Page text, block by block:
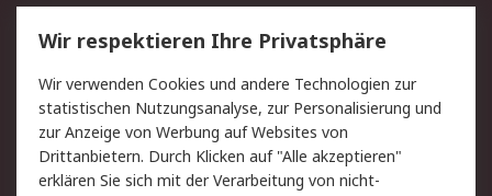
Service
Value Added Services
Lieferlösungen
Rücksendungen
Kontakt
Hilfe
Privatkunden
Rechtliches
Wir respektieren Ihre Privatsphäre
Wir verwenden Cookies und andere Technologien zur
statistischen Nutzungsanalyse, zur Personalisierung und
zur Anzeige von Werbung auf Websites von
Drittanbietern. Durch Klicken auf "Alle akzeptieren"
erklären Sie sich mit der Verarbeitung von nicht-